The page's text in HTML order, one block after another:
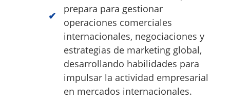
prepara para gestionar
operaciones comerciales
internacionales, negociaciones y
estrategias de marketing global,
desarrollando habilidades para
impulsar la actividad empresarial
en mercados internacionales.